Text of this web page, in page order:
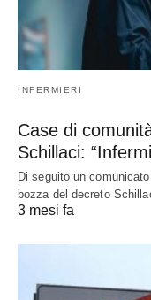
INFERMIERI
Case di
Schillaci:
Di seguito un
bozza del decreto
3 mesi fa